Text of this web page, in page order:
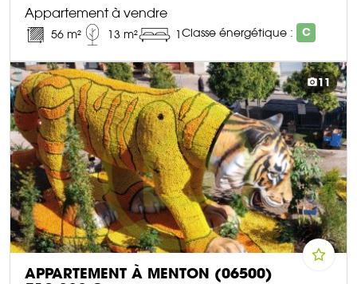
Appartement à vendre
56 m² 13 m² 1Classe énergétique : C
DÉCOUVRIR CE BIEN
11
APPARTEMENT À MENTON (06500)